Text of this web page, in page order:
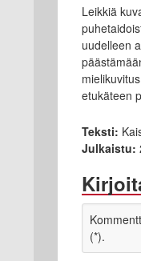
Leikkiä
uudelleen
etukäteen
Teksti:
Julkaistu:
(*).